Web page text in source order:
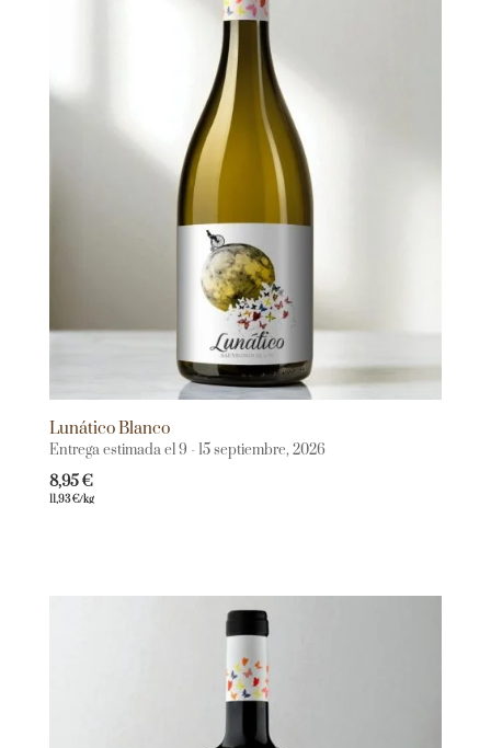
Lunático Blanco
Entrega estimada el 9 - 15 septiembre, 2026
8,95€
11,93€/kg